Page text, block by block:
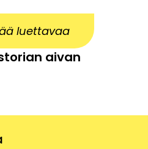
luettavaa
aivan